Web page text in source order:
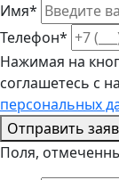
Имя*
Телефон*
Нажимая на
соглашетесь с
персональных
Отправить
Поля,